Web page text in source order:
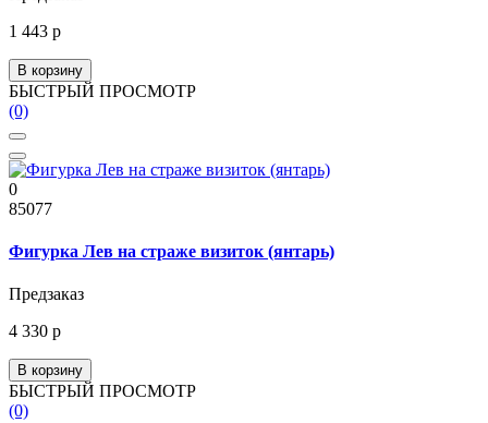
1 443 р
В корзину
БЫСТРЫЙ ПРОСМОТР
(0)
0
85077
Фигурка Лев на страже визиток (янтарь)
Предзаказ
4 330 р
В корзину
БЫСТРЫЙ ПРОСМОТР
(0)